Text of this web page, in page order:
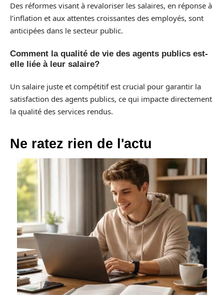
Des réformes visant à revaloriser les salaires, en réponse à
l’inflation et aux attentes croissantes des employés, sont
anticipées dans le secteur public.
Comment la qualité de vie des agents publics est-
elle liée à leur salaire?
Un salaire juste et compétitif est crucial pour garantir la
satisfaction des agents publics, ce qui impacte directement
la qualité des services rendus.
Ne ratez rien de l'actu